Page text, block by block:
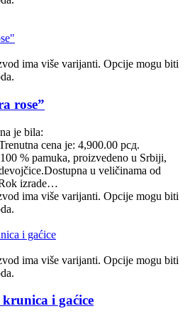
ima više varijanti. Opcije mogu biti
rose”
je bila:
cena je: 4,900.00 рсд.
% pamuka, proizvedeno u Srbiji,
u veličinama od
izrade…
ima više varijanti. Opcije mogu biti
ima više varijanti. Opcije mogu biti
i gaćice